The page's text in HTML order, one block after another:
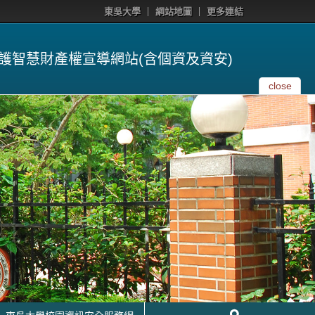
東吳大學 網站地圖 更多連結
智慧財產權宣導網站(含個資及資安)
close